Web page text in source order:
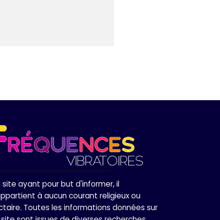
site ayant pour but d'informer, il
à aucun courant religieux ou
Toutes les informations données sur